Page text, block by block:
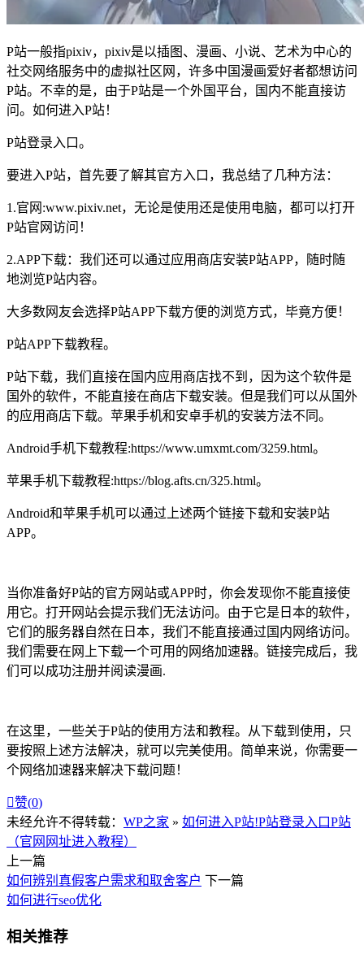
P站一般指pixiv，pixiv是以插图、漫画、小说、艺术为中心的
社交网络服务中的虚拟社区网，许多中国漫画爱好者都想访问
P站。不幸的是，由于P站是一个外国平台，国内不能直接访
问。如何进入P站！
P站登录入口。
要进入P站，首先要了解其官方入口，我总结了几种方法：
1.官网:www.pixiv.net，无论是使用还是使用电脑，都可以打开
P站官网访问！
2.APP下载：我们还可以通过应用商店安装P站APP，随时随
地浏览P站内容。
大多数网友会选择P站APP下载方便的浏览方式，毕竟方便！
P站APP下载教程。
P站下载，我们直接在国内应用商店找不到，因为这个软件是
国外的软件，不能直接在商店下载安装。但是我们可以从国外
的应用商店下载。苹果手机和安卓手机的安装方法不同。
Android手机下载教程:https://www.umxmt.com/3259.html。
苹果手机下载教程:https://blog.afts.cn/325.html。
Android和苹果手机可以通过上述两个链接下载和安装P站
APP。
当你准备好P站的官方网站或APP时，你会发现你不能直接使
用它。打开网站会提示我们无法访问。由于它是日本的软件，
它们的服务器自然在日本，我们不能直接通过国内网络访问。
我们需要在网上下载一个可用的网络加速器。链接完成后，我
们可以成功注册并阅读漫画.
在这里，一些关于P站的使用方法和教程。从下载到使用，只
要按照上述方法解决，就可以完美使用。简单来说，你需要一
个网络加速器来解决下载问题！
赞(0)
未经允许不得转载： WP之家 » 如何进入P站!P站登录入口P站
（官网网址进入教程）
上一篇
如何辨别真假客户需求和取舍客户 下一篇
如何进行seo优化
相关推荐